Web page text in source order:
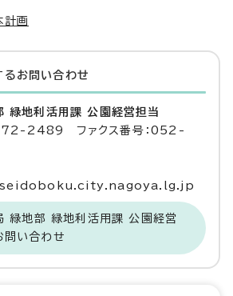
計画
る お問い合わせ
緑地利活用課 公園経営担当
2489 ファクス番号：052-
緑地部 緑地利活用課 公園経営
問い合わせ